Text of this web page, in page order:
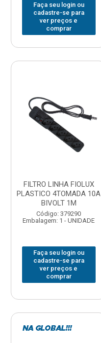
Faça seu login ou
cadastre-se para
ver preços e
comprar
FILTRO LINHA FIOLUX
PLASTICO 4TOMADA 10A
BIVOLT 1M
Código: 379290
Embalagem: 1 - UNIDADE
Faça seu login ou
cadastre-se para
ver preços e
comprar